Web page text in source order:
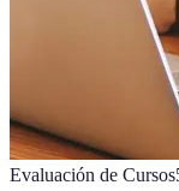
Evaluación de Cursos